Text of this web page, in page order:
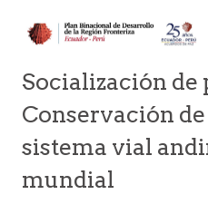
Socialización de
Conservación
sistema vial
mundial